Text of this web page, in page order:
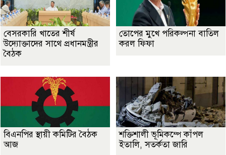
বেসরকারি খাতের শীর্ষ
উদ্যোক্তাদের সাথে প্রধানমন্ত্রীর
বৈঠক
তোপের মুখে পরিকল্পনা বাতিল
করল ফিফা
বিএনপির স্থায়ী কমিটির বৈঠক
আজ
শক্তিশালী ভূমিকম্পে কাঁপল
ইতালি, সতর্কতা জারি